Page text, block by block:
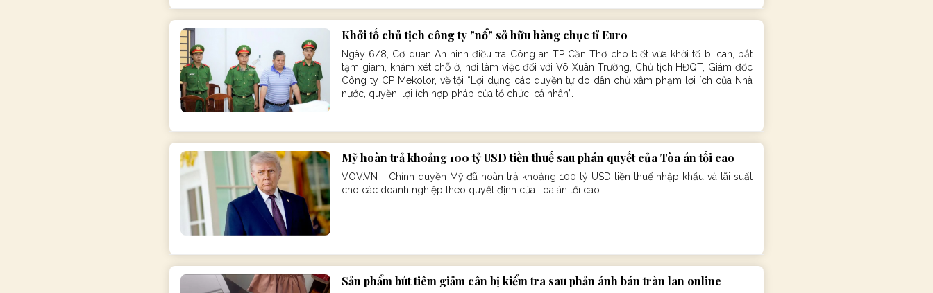
Khởi tố chủ tịch công ty "nổ" sở hữu hàng chục tỉ Euro
Ngày 6/8, Cơ quan An ninh điều tra Công an TP Cần Thơ cho biết vừa khởi tố bị can, bắt
tạm giam, khám xét chỗ ở, nơi làm việc đối với Võ Xuân Trường, Chủ tịch HĐQT, Giám đốc
Công ty CP Mekolor, về tội “Lợi dụng các quyền tự do dân chủ xâm phạm lợi ích của Nhà
nước, quyền, lợi ích hợp pháp của tổ chức, cá nhân”.
Mỹ hoàn trả khoảng 100 tỷ USD tiền thuế sau phán quyết của Tòa án tối cao
VOV.VN - Chính quyền Mỹ đã hoàn trả khoảng 100 tỷ USD tiền thuế nhập khẩu và lãi suất
cho các doanh nghiệp theo quyết định của Tòa án tối cao.
Sản phẩm bút tiêm giảm cân bị kiểm tra sau phản ánh bán tràn lan online